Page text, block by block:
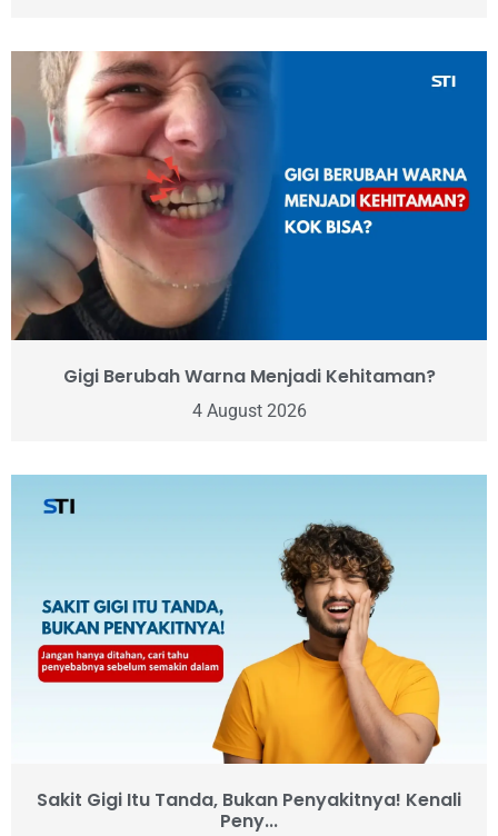
Gigi Berubah Warna Menjadi Kehitaman?
4 August 2026
Sakit Gigi Itu Tanda, Bukan Penyakitnya! Kenali
Peny...